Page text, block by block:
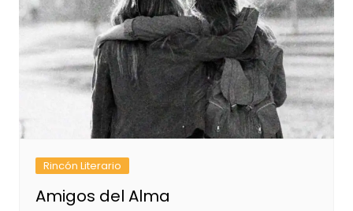
Rincón Literario
Amigos del Alma